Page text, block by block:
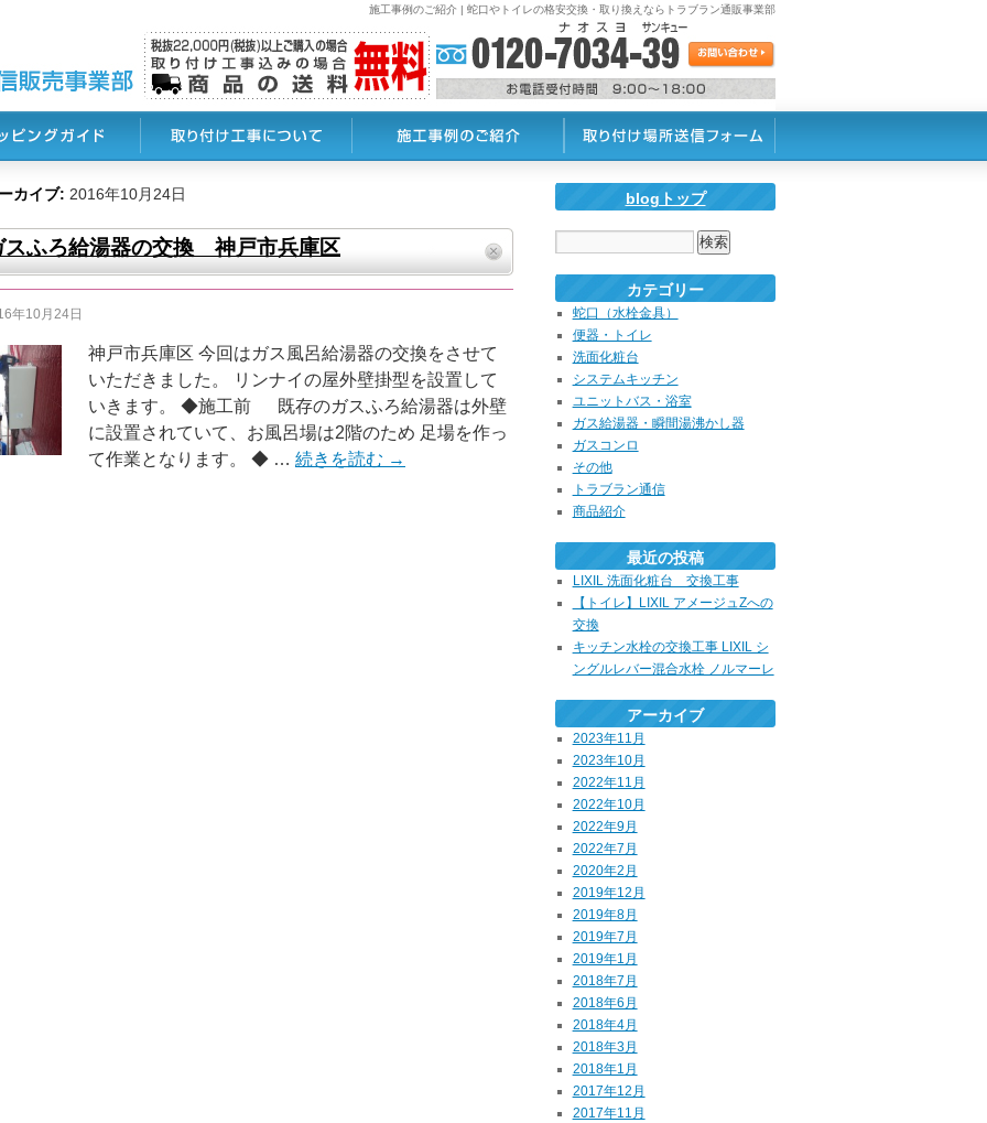
施工事例のご紹介 | 蛇口やトイレの格安交換・取り換えならトラブラン通販事業部
カイブ: 2016年10月24日
スふろ給湯器の交換 神戸市兵庫区
年10月24日
神戸市兵庫区 今回はガス風呂給湯器の交換をさせて
いただきました。 リンナイの屋外壁掛型を設置して
いきます。 ◆施工前 既存のガスふろ給湯器は外壁
に設置されていて、お風呂場は2階のため 足場を作っ
て作業となります。 ◆ … 続きを読む →
blogトップ
カテゴリー
蛇口（水栓金具）
便器・トイレ
洗面化粧台
システムキッチン
ユニットバス・浴室
ガス給湯器・瞬間湯沸かし器
ガスコンロ
その他
トラブラン通信
商品紹介
最近の投稿
LIXIL 洗面化粧台 交換工事
【トイレ】LIXIL アメージュZへの
交換
キッチン水栓の交換工事 LIXIL シ
ングルレバー混合水栓 ノルマーレ
アーカイブ
2023年11月
2023年10月
2022年11月
2022年10月
2022年9月
2022年7月
2020年2月
2019年12月
2019年8月
2019年7月
2019年1月
2018年7月
2018年6月
2018年4月
2018年3月
2018年1月
2017年12月
2017年11月